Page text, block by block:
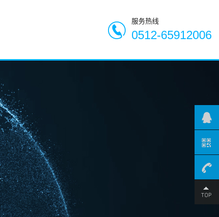
服务热线
0512-65912006
0512-